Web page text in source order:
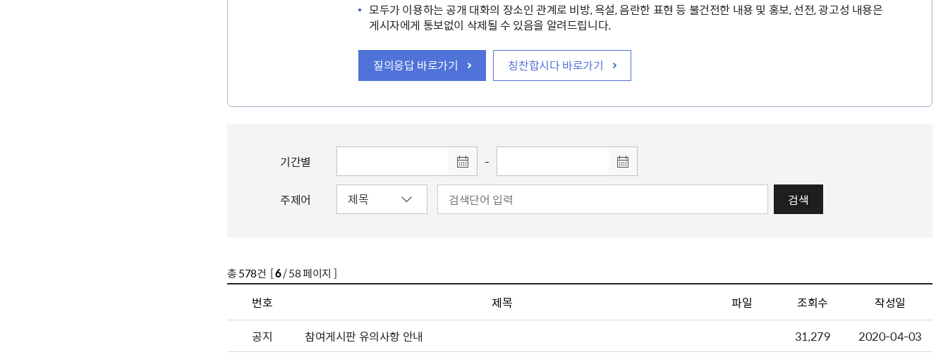
모두가 이용하는 공개 대화의 장소인 관계로 비방, 욕설, 음란한 표현 등 불건전한 내용 및 홍보, 선전, 광고성 내용은
게시자에게 통보없이 삭제될 수 있음을 알려드립니다.
질의응답 바로가기 칭찬합시다 바로가기
기간별 -
주제어 검색
총578건 [6/ 58 페이지 ]
번호 제목 파일 조회수
작성일
공지
참여게시판 유의사항 안내 31,279
2020-04-03